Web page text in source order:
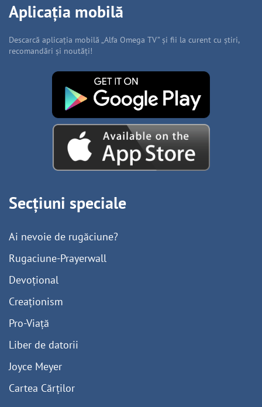
Aplicația mobilă
Descarcă aplicația mobilă „Alfa Omega TV” și fii la curent cu știri,
recomandări și noutăți!
Secțiuni speciale
Ai nevoie de rugăciune?
Rugaciune-Prayerwall
Devoțional
Creaționism
Pro-Viață
Liber de datorii
Joyce Meyer
Cartea Cărților